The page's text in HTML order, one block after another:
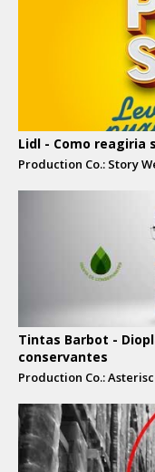
Lidl - Como reagiria
Production Co.: Story
Tintas Barbot -
conservantes
Production Co.: